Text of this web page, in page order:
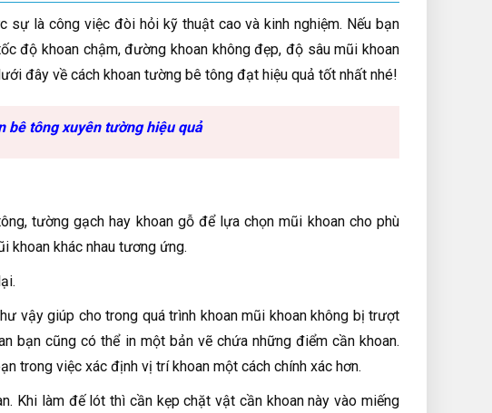
là công việc đòi hỏi kỹ thuật cao và kinh nghiệm. Nếu bạn
độ khoan chậm, đường khoan không đẹp, độ sâu mũi khoan
đây về cách khoan tường bê tông đạt hiệu quả tốt nhất nhé!
bê tông xuyên tường hiệu quả
tường gạch hay khoan gỗ để lựa chọn mũi khoan cho phù
khoan khác nhau tương ứng.
vậy giúp cho trong quá trình khoan mũi khoan không bị trượt
bạn cũng có thể in một bản vẽ chứa những điểm cần khoan.
trong việc xác định vị trí khoan một cách chính xác hơn.
Khi làm đế lót thì cần kẹp chặt vật cần khoan này vào miếng